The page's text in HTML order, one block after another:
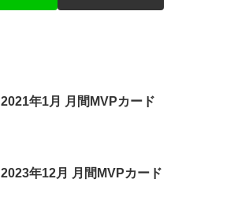
2021年1月 月間MVPカード
2023年12月 月間MVPカード